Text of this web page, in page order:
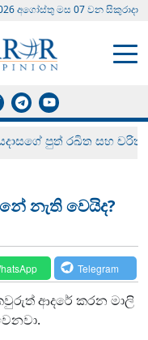
අගෝස්‍තු මස 07 වන සිකුරාදා
පුත් රඛිත සහ චරිත්
නැති වෙයිද?
Telegram
ආදරේ කරන මාලි